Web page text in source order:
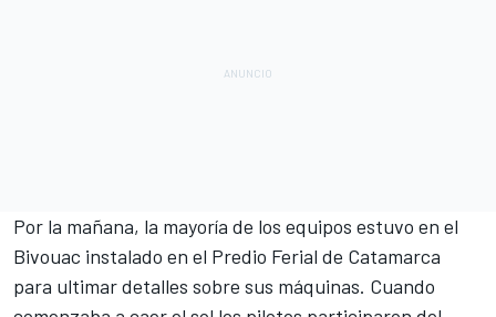
Por la mañana, la mayoría de los equipos estuvo en el
Bivouac instalado en el Predio Ferial de Catamarca
para ultimar detalles sobre sus máquinas. Cuando